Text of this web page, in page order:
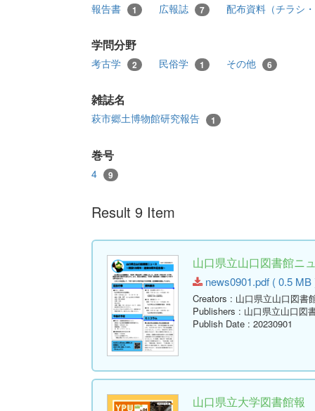
報告書 1 広報誌 7 配布資料（チラシ
学問分野
考古学 2 民俗学 1 その他 6
雑誌名
萩市郷土博物館研究報告 1
巻号
4 9
Result 9 Item
山口県立山口図書館ニ
news0901.pdf ( 0.5 MB
Creators : 山口県立山口図書
Publishers : 山口県立山口図
Publish Date : 20230901
山口県立大学図書館報